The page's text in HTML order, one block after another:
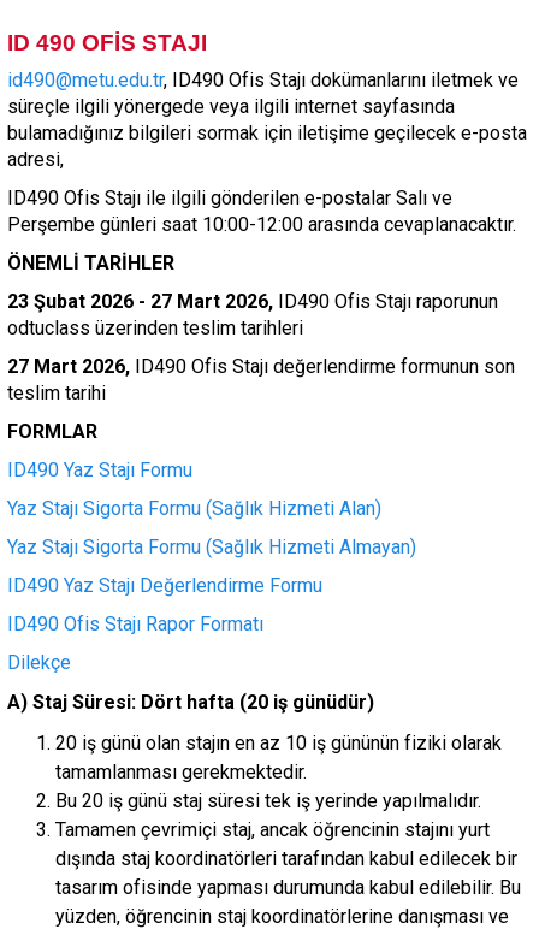
ID 490 OFİS STAJI
id490@metu.edu.tr, ID490 Ofis Stajı dokümanlarını iletmek ve
süreçle ilgili yönergede veya ilgili internet sayfasında
bulamadığınız bilgileri sormak için iletişime geçilecek e-posta
adresi,
ID490 Ofis Stajı ile ilgili gönderilen e-postalar Salı ve
Perşembe günleri saat 10:00-12:00 arasında cevaplanacaktır.
ÖNEMLİ TARİHLER
23 Şubat 2026 - 27 Mart 2026, ID490 Ofis Stajı raporunun
odtuclass üzerinden teslim tarihleri
27 Mart 2026, ID490 Ofis Stajı değerlendirme formunun son
teslim tarihi
FORMLAR
ID490 Yaz Stajı Formu
Yaz Stajı Sigorta Formu (Sağlık Hizmeti Alan)
Yaz Stajı Sigorta Formu (Sağlık Hizmeti Almayan)
ID490 Yaz Stajı Değerlendirme Formu
ID490 Ofis Stajı Rapor Formatı
Dilekçe
A) Staj Süresi: Dört hafta (20 iş günüdür)
20 iş günü olan stajın en az 10 iş gününün fiziki olarak
tamamlanması gerekmektedir.
Bu 20 iş günü staj süresi tek iş yerinde yapılmalıdır.
Tamamen çevrimiçi staj, ancak öğrencinin stajını yurt
dışında staj koordinatörleri tarafından kabul edilecek bir
tasarım ofisinde yapması durumunda kabul edilebilir. Bu
yüzden, öğrencinin staj koordinatörlerine danışması ve